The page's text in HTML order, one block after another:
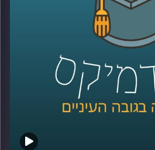
חיינו, בעיקר דרך
מספר על השפעתה של
הצופים ועל שיחות
על הצורך החברתי
על מושג הכבדות –
כה פופולארית, אולי כדאי